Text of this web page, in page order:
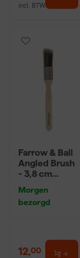
incl. BTW
Farrow & Ball
Angled Brush
- 3,8 cm
Morgen
bezorgd
12,00